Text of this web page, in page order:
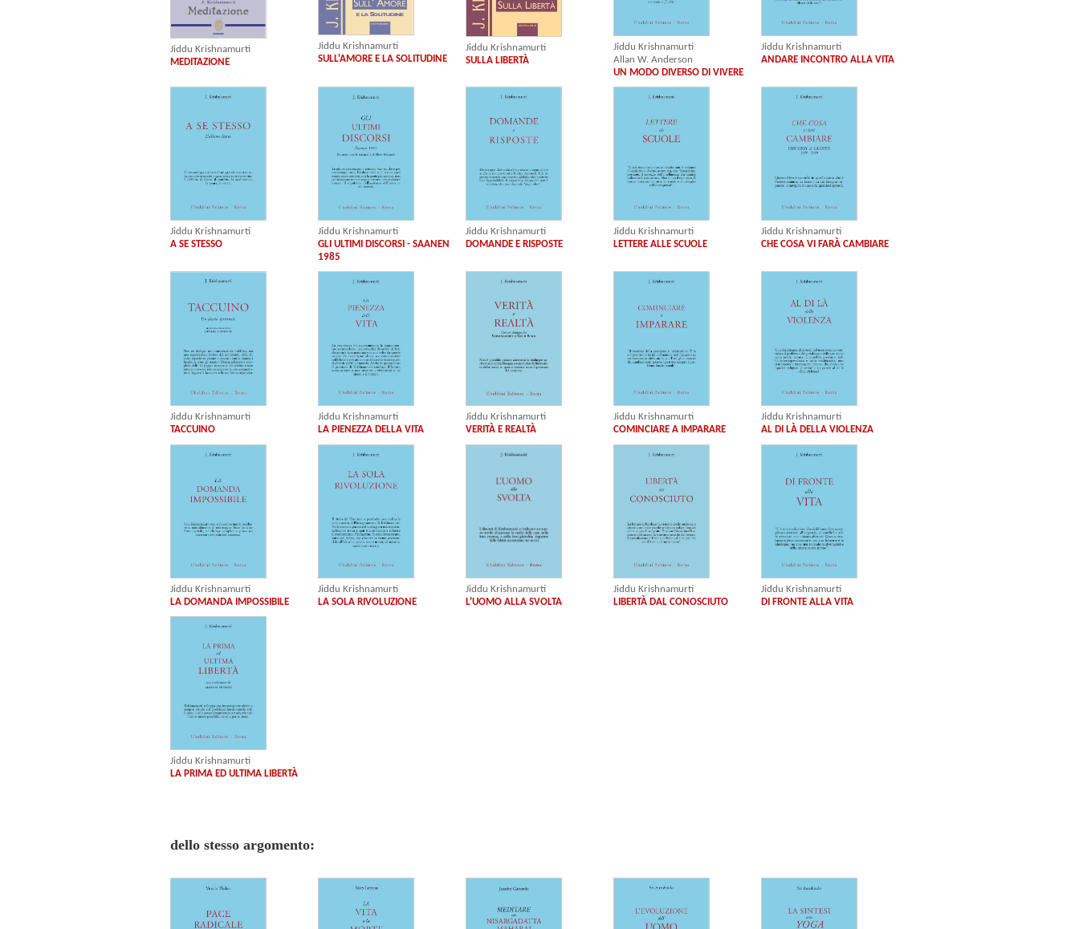
Jiddu Krishnamurti
MEDITAZIONE
Jiddu Krishnamurti
SULL'AMORE E LA SOLITUDINE
Jiddu Krishnamurti
SULLA LIBERTÀ
Jiddu Krishnamurti
Allan W. Anderson
UN MODO DIVERSO DI VIVERE
Jiddu Krishnamurti
ANDARE INCONTRO ALLA VITA
Jiddu Krishnamurti
A SE STESSO
Jiddu Krishnamurti
GLI ULTIMI DISCORSI - SAANEN
1985
Jiddu Krishnamurti
DOMANDE E RISPOSTE
Jiddu Krishnamurti
LETTERE ALLE SCUOLE
Jiddu Krishnamurti
CHE COSA VI FARÀ CAMBIARE
Jiddu Krishnamurti
TACCUINO
Jiddu Krishnamurti
LA PIENEZZA DELLA VITA
Jiddu Krishnamurti
VERITÀ E REALTÀ
Jiddu Krishnamurti
COMINCIARE A IMPARARE
Jiddu Krishnamurti
AL DI LÀ DELLA VIOLENZA
Jiddu Krishnamurti
LA DOMANDA IMPOSSIBILE
Jiddu Krishnamurti
LA SOLA RIVOLUZIONE
Jiddu Krishnamurti
L'UOMO ALLA SVOLTA
Jiddu Krishnamurti
LIBERTÀ DAL CONOSCIUTO
Jiddu Krishnamurti
DI FRONTE ALLA VITA
Jiddu Krishnamurti
LA PRIMA ED ULTIMA LIBERTÀ
dello stesso argomento: